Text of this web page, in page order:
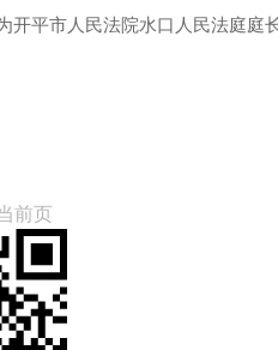
平市人民法院水口人民法庭庭
前页